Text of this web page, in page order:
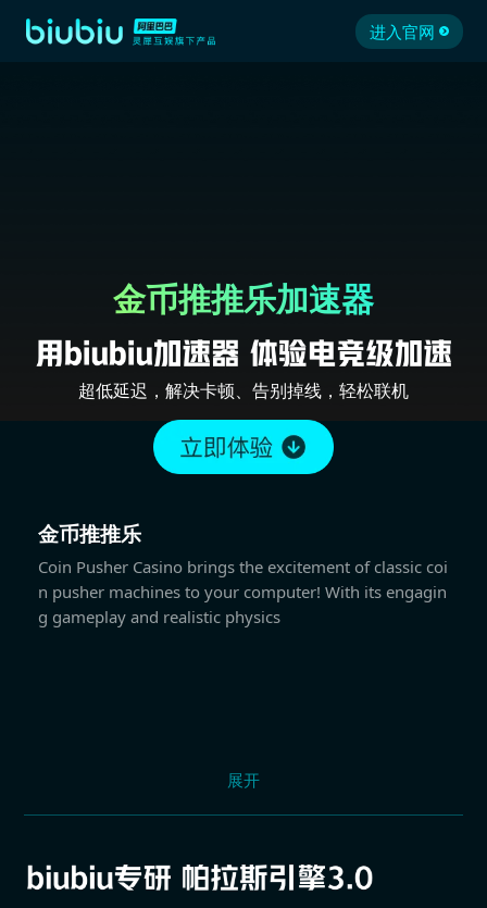
进入官网
金币推推乐加速器
超低延迟，解决卡顿、告别掉线，轻松联机
金币推推乐
Coin Pusher Casino brings the excitement of classic coi
n pusher machines to your computer! With its engagin
g gameplay and realistic physics
展开